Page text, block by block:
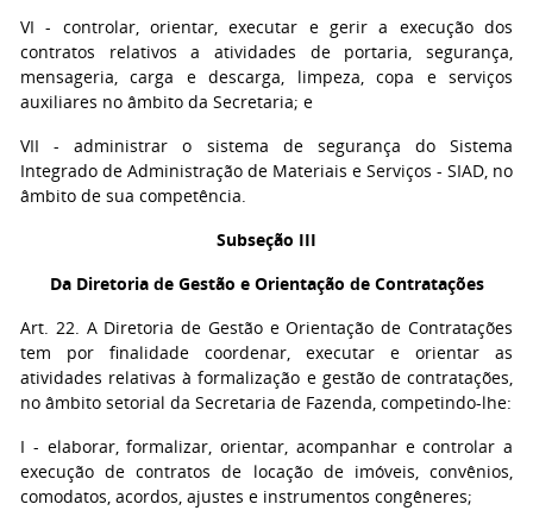
VI - controlar, orientar, executar e gerir a execução dos
contratos relativos a atividades de portaria, segurança,
mensageria, carga e descarga, limpeza, copa e serviços
auxiliares no âmbito da Secretaria; e
VII - administrar o sistema de segurança do Sistema
Integrado de Administração de Materiais e Serviços - SIAD, no
âmbito de sua competência.
Subseção III
Da Diretoria de Gestão e Orientação de Contratações
Art. 22. A Diretoria de Gestão e Orientação de Contratações
tem por finalidade coordenar, executar e orientar as
atividades relativas à formalização e gestão de contratações,
no âmbito setorial da Secretaria de Fazenda, competindo-lhe:
I - elaborar, formalizar, orientar, acompanhar e controlar a
execução de contratos de locação de imóveis, convênios,
comodatos, acordos, ajustes e instrumentos congêneres;